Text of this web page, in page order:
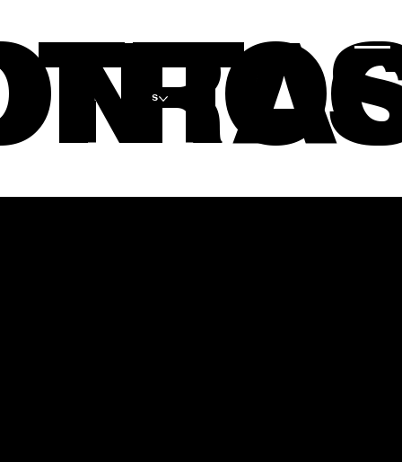
PROYECTOS